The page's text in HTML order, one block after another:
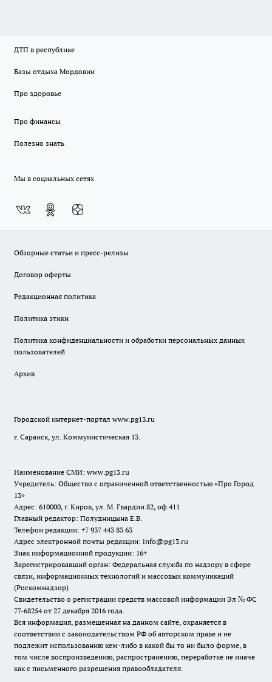
ДТП в республике
Базы отдыха Мордовии
Про здоровье
Про финансы
Полезно знать
Мы в социальных сетях
Обзорные статьи и пресс-релизы
Договор оферты
Редакционная политика
Политика этики
Политика конфиденциальности и обработки персональных данных
пользователей
Архив
Городской интернет-портал www.pg13.ru
г. Саранск, ул. Коммунистическая 13.
Наименование СМИ: www.pg13.ru
Учредитель: Общество с ограниченной ответственностью «Про Город
13»
Адрес: 610000, г. Киров, ул. М. Гвардии 82, оф.411
Главный редактор: Полудницына Е.В.
Телефон редакции: +7 937 443 83 63
Адрес электронной почты редакции: info@pg13.ru
Знак информационной продукции: 16+
Зарегистрировавший орган: Федеральная служба по надзору в сфере
связи, информационных технологий и массовых коммуникаций
(Роскомнадзор)
Свидетельство о регистрации средств массовой информации Эл № ФС
77-68254 от 27 декабря 2016 года.
Вся информация, размещенная на данном сайте, охраняется в
соответствии с законодательством РФ об авторском праве и не
подлежит использованию кем-либо в какой бы то ни было форме, в
том числе воспроизведению, распространению, переработке не иначе
как с письменного разрешения правообладателя.